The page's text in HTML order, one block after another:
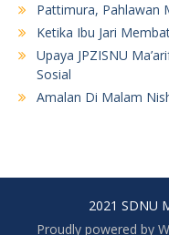
Pattimura, Pahlawan
Ketika Ibu Jari
Upaya JPZISNU
Sosial
Amalan Di Malam
2021 SDNU
Proudly powered by